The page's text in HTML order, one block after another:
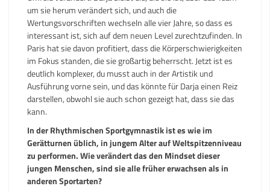
um sie herum verändert sich, und auch die
Wertungsvorschriften wechseln alle vier Jahre, so dass es
interessant ist, sich auf dem neuen Level zurechtzufinden. In
Paris hat sie davon profitiert, dass die Körperschwierigkeiten
im Fokus standen, die sie großartig beherrscht. Jetzt ist es
deutlich komplexer, du musst auch in der Artistik und
Ausführung vorne sein, und das könnte für Darja einen Reiz
darstellen, obwohl sie auch schon gezeigt hat, dass sie das
kann.
In der Rhythmischen Sportgymnastik ist es wie im
Gerätturnen üblich, in jungem Alter auf Weltspitzenniveau
zu performen. Wie verändert das den Mindset dieser
jungen Menschen, sind sie alle früher erwachsen als in
anderen Sportarten?